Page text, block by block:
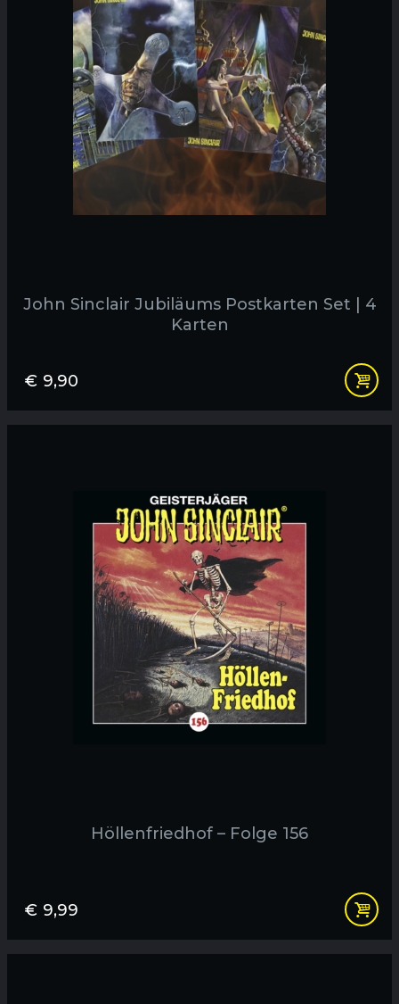
John Sinclair Jubiläums Postkarten Set | 4
Karten
€ 9,90
Höllenfriedhof – Folge 156
€ 9,99